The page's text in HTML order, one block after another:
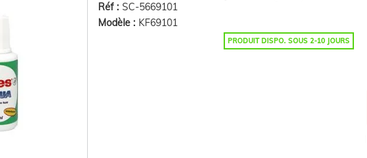
Réf : SC-5669101
Modèle : KF69101
PRODUIT DISPO. SOUS 2-10 JOURS